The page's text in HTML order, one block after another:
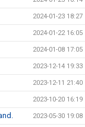
2024-01-23 18:27
2024-01-22 16:05
2024-01-08 17:05
2023-12-14 19:33
2023-12-11 21:40
2023-10-20 16:19
2023-05-30 19:08